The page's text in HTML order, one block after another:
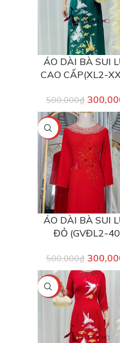
ÁO DÀI BÀ SUI
CAO CẤP(XL2-
500,000₫
-40%
ÁO DÀI BÀ SUI
ĐỎ (GVĐL2-
500,000₫
-40%